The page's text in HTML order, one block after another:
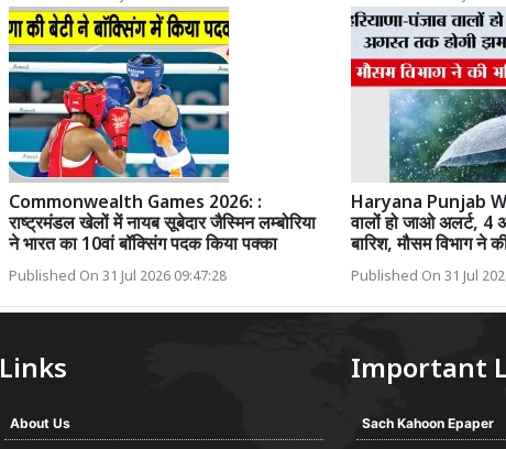
Commonwealth Games 2026: :
राष्ट्रमंडल खेलों में नायब सूबेदार जैस्मिन लम्बोरिया
ने भारत का 10वां बॉक्सिंग पदक किया पक्का
Published On 31 Jul 2026 09:47:28
Haryana Punjab
वालों हो जाओ अलर्ट, 4
बारिश, मौसम विभाग ने
Published On 31 Jul
Links
About Us
Important
Sach Kahoon Epaper